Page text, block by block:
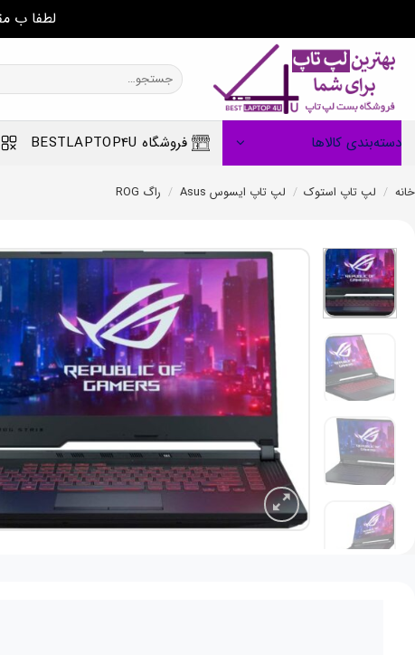
لطفا ب
content
جستجو
برای:
دسته‌بندی کالاها فروشگاه BESTLAPTOP4U
خانه / لپ تاپ استوک / لپ تاپ ایسوس Asus / راگ ROG